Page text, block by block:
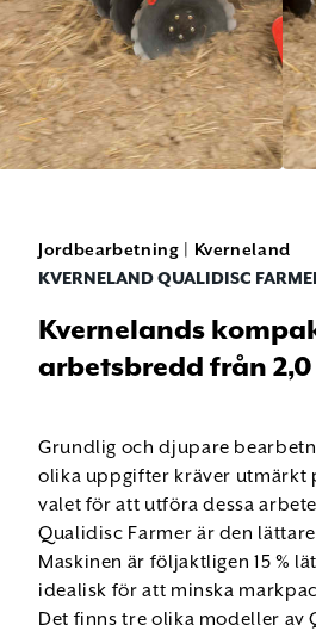
Jordbearbetning
Kverneland
KVERNELAND QUALIDISC
Kvernelands
arbetsbredd från
Grundlig och djupare
olika uppgifter kräver utmärkt
valet för att utföra dessa
Qualidisc Farmer är den
Maskinen är följaktligen 15 %
idealisk för att minska
Det finns tre olika modeller av